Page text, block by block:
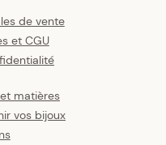
de vente
et CGU
matières
vos bijoux